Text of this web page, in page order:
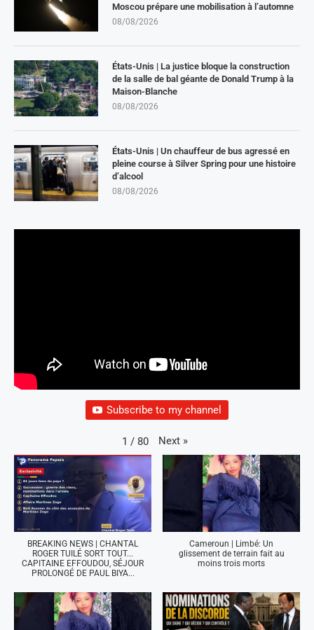
Moscou prépare une mobilisation à l’automne
08/08/2026
États-Unis | La justice bloque la construction
de la salle de bal géante de Donald Trump à la
Maison-Blanche
08/08/2026
États-Unis | Un chauffeur de bus agressé en
pleine course à Silver Spring pour une histoire
d’alcool
08/08/2026
Subscribe to my channel
1 / 80 Next »
BREAKING NEWS | CHANTAL
ROGER TUILÉ SORT TOUT...
CAPITAINE EFFOUDOU, SÉJOUR
PROLONGÉ DE PAUL BIYA...
Cameroun | Limbé: Un
glissement de terrain fait au
moins trois morts